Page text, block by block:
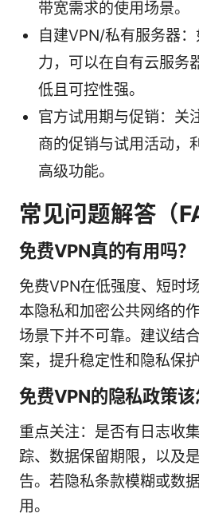
带宽需求的使用场景。
自建VPN/私有服务器
力，可以在自有云服务
低且可控性强。
官方试用期与促销：关
商的促销与试用活动，
高级功能。
常见问题解答（
免费VPN真的有用吗？
免费VPN在低强度、短时
本隐私和加密公共网络的
场景下并不可靠。建议结
案，提升稳定性和隐私保护
免费VPN的隐私政策该
重点关注：是否有日志收
踪、数据保留期限，以及
告。若隐私条款模糊或数
用。